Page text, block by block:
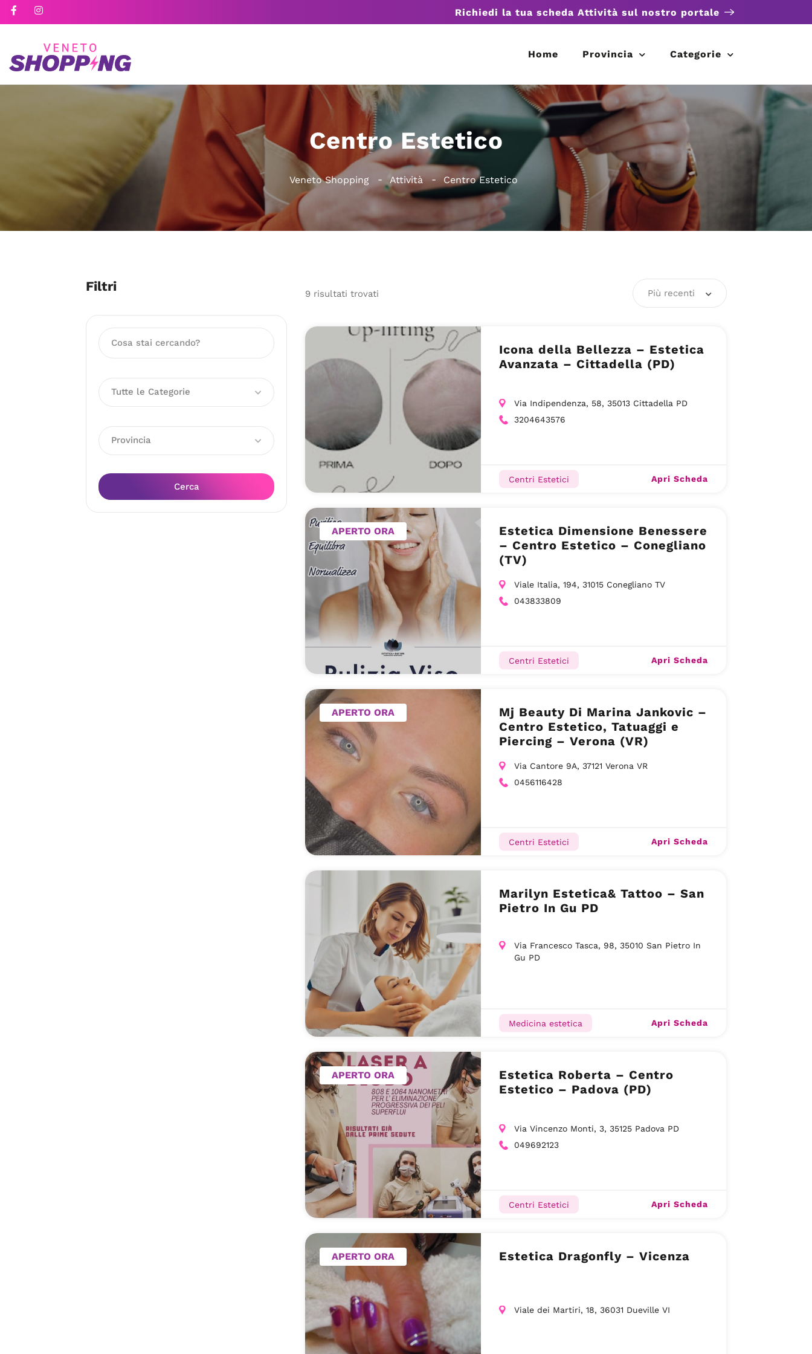
Richiedi la tua scheda Attività sul nostro portale
Home Provincia Categorie
Centro Estetico
Veneto Shopping Attività Centro Estetico
Filtri
Tutte le Categorie
Provincia
Cerca
9 risultati trovati Più recenti
Icona della Bellezza – Estetica
Avanzata – Cittadella (PD)
Via Indipendenza, 58, 35013 Cittadella PD
3204643576
Centri Estetici Apri Scheda
APERTO ORA
Estetica Dimensione Benessere
– Centro Estetico – Conegliano
(TV)
Viale Italia, 194, 31015 Conegliano TV
043833809
Centri Estetici Apri Scheda
APERTO ORA
Mj Beauty Di Marina Jankovic –
Centro Estetico, Tatuaggi e
Piercing – Verona (VR)
Via Cantore 9A, 37121 Verona VR
0456116428
Centri Estetici Apri Scheda
Marilyn Estetica& Tattoo – San
Pietro In Gu PD
Via Francesco Tasca, 98, 35010 San Pietro In
Gu PD
Medicina estetica Apri Scheda
APERTO ORA
Estetica Roberta – Centro
Estetico – Padova (PD)
Via Vincenzo Monti, 3, 35125 Padova PD
049692123
Centri Estetici Apri Scheda
APERTO ORA Estetica Dragonfly – Vicenza
Viale dei Martiri, 18, 36031 Dueville VI